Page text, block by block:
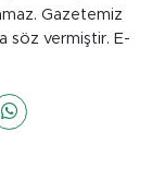
Gazetemiz
söz vermiştir. E-